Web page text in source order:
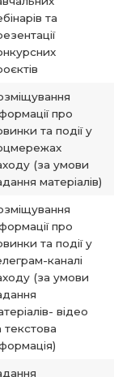
та
про
та події у
(за умови
матеріалів)
про
та події у
каналі
(за умови
відео
текстова